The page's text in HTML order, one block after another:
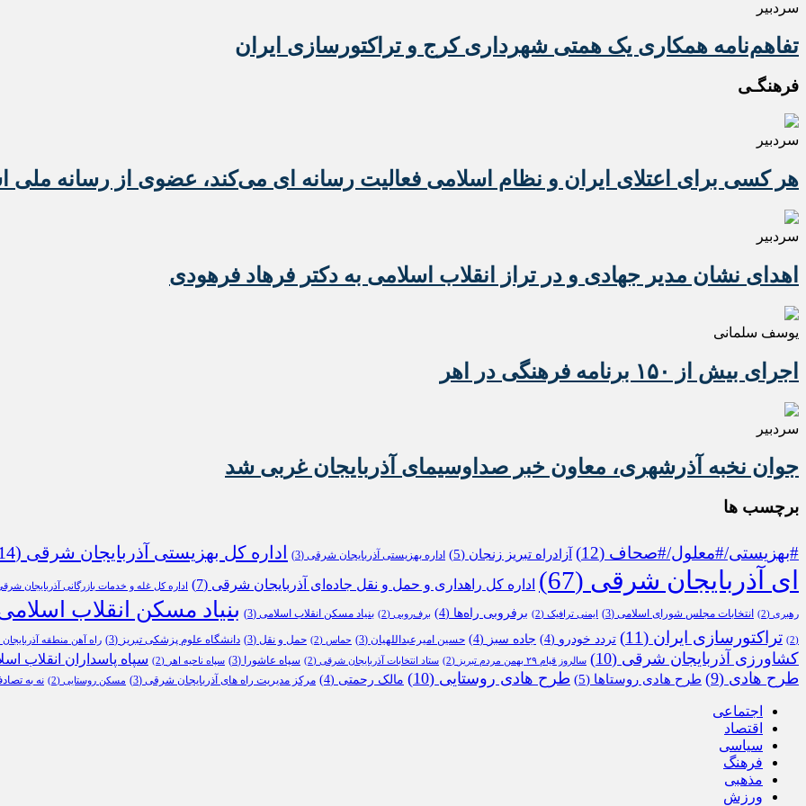
سردبیر
تفاهم‌نامه همکاری یک همتی شهرداری کرج و تراکتورسازی ایران
فرهنگـی
سردبیر
هر کسی برای اعتلای ایران و نظام اسلامی فعالیت رسانه ای می‌کند، عضوی از رسانه
سردبیر
اهدای نشان مدیر جهادی و در تراز انقلاب اسلامی به دکتر فرهاد فرهودی
یوسف سلمانی
اجرای بیش از ۱۵۰ برنامه فرهنگی در اهر
سردبیر
جوان نخبه آذرشهری، معاون خبر صداوسیمای آذربایجان غربی شد
برچسب ها
#بهزیستی/#معلول/#صحاف (12) آزادراه تبریز زنجان (5) اداره بهزیستی آذربایجان شرقی (3) اداره کل بهزیستی آذربایجان شرقی (14)
ای آذربایجان شرقی (67) اداره کل راهداری و حمل و نقل جاده‌ای آذربایجان شرقی (7) اداره کل غله و خدمات بازرگانی آذربایجان
رهبری (2) انتخابات مجلس شورای اسلامی (3) ایمنی ترافیک (2) برفروبی راه‌ها (4) برف‌روبی (2) بنیاد مسکن انقلاب اسلامی (3) بنیاد مسکن انقلاب
(2) تراکتورسازی ایران (11) تردد خودرو (4) جاده سبز (4) حسین امیرعبداللهیان (3) حماس (2) حمل و نقل (3) دانشگاه علوم پزشکی تبریز (3) راه آهن منطقه آذربایجان
کشاورزی آذربایجان شرقی (10) سالروز قیام ۲۹ بهمن مردم تبریز (2) ستاد انتخابات آذربایجان شرقی (2) سپاه عاشورا (3) سپاه ناحیه اهر (2) سپاه پاسداران انقلاب
طرح هادی (9) طرح هادی روستاها (5) طرح هادی روستایی (10) مالک رحمتی (4) مرکز مدیریت راه های آذربایجان شرقی (3) مسکن روستایی (2) نه به
اجتماعی
اقتصاد
سیاسی
فرهنگ
مذهبی
ورزش